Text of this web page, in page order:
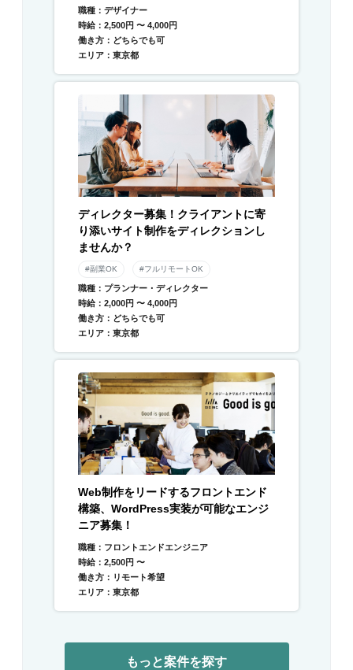
職種：デザイナー
時給：2,500円 〜 4,000円
働き方：どちらでも可
エリア：東京都
ディレクター募集！クライアントに寄
り添いサイト制作をディレクションし
ませんか？
#副業OK #フルリモートOK
職種：プランナー・ディレクター
時給：2,000円 〜 4,000円
働き方：どちらでも可
エリア：東京都
Web制作をリードするフロントエンド
構築、WordPress実装が可能なエンジ
ニア募集！
職種：フロントエンドエンジニア
時給：2,500円 〜
働き方：リモート希望
エリア：東京都
もっと案件を探す